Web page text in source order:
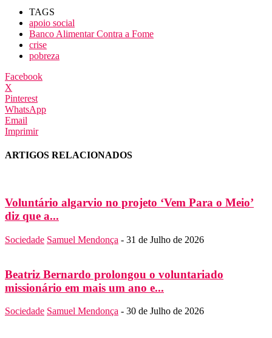
TAGS
apoio social
Banco Alimentar Contra a Fome
crise
pobreza
Facebook
X
Pinterest
WhatsApp
Email
Imprimir
ARTIGOS RELACIONADOS
Voluntário algarvio no projeto ‘Vem Para o Meio’
diz que a...
Sociedade Samuel Mendonça - 31 de Julho de 2026
Beatriz Bernardo prolongou o voluntariado
missionário em mais um ano e...
Sociedade Samuel Mendonça - 30 de Julho de 2026